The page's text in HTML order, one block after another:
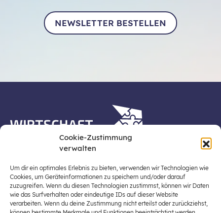
Cookie-Zustimmung
verwalten
Um dir ein optimales Erlebnis zu bieten, verwenden wir Technologien wie
Cookies, um Geräteinformationen zu speichern und/oder darauf
zuzugreifen. Wenn du diesen Technologien zustimmst, können wir Daten
wie das Surfverhalten oder eindeutige IDs auf dieser Website
verarbeiten. Wenn du deine Zustimmung nicht erteilst oder zurückziehst,
NEWSLETTER BESTELLEN
Stiftung für Wirtschaftsbildung, Österreichs zentraler
Plattform für die Stärkung und Verbreiterung einer
lebensweltbezogenen und verantwortungsvollen
Wirtschaftsbildung in der schulischen Allgemeinbildung
(Fokus: Sekundarstufe I).